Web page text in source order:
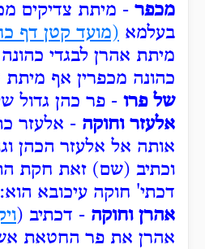
מכפר - מיתת צדיקים
בעלמא (מועד קטן דף
מיתת אהרן לבגדי
כהונה מכפרין אף
של פרו - פר כהן גדול
אלעזר וחוקה - אלעזר
אותה אל אלעזר הכהן
וכתיב (שם) זאת חקת
דכתי' חוקה עיכובא הוא:
אהרן וחוקה - דכתיב (
אהרן את פר החטאת